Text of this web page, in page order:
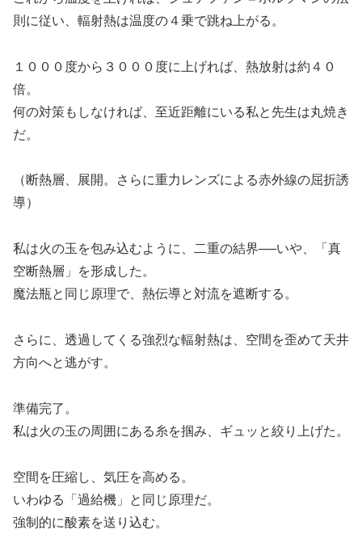
則に従い、輻射熱は温度の４乗で跳ね上がる。
１０００度から３０００度に上げれば、熱放射は約４０
倍。
何の対策もしなければ、至近距離にいる私と先生は丸焼き
だ。
（断熱層、展開。さらに重力レンズによる赤外線の屈折誘
導）
私は火の玉を包み込むように、二重の結界──いや、「真
空断熱層」を形成した。
魔法瓶と同じ原理で、熱伝導と対流を遮断する。
さらに、透過してくる強烈な輻射熱は、空間を歪めて天井
方向へと逃がす。
準備完了。
私は火の玉の周囲にある糸を掴み、ギュッと絞り上げた。
空間を圧縮し、気圧を高める。
いわゆる「過給機」と同じ原理だ。
強制的に酸素を送り込む。